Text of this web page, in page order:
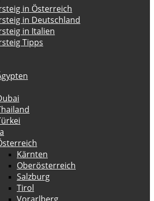
in Österreich
in Deutschland
in Italien
Tipps
Kärnten
Oberösterreich
Salzburg
Tirol